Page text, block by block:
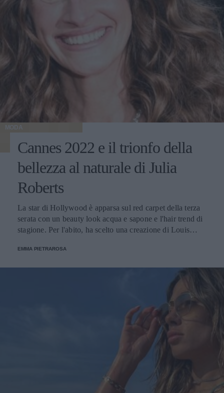
MODA
Cannes 2022 e il trionfo della
bellezza al naturale di Julia
Roberts
La star di Hollywood è apparsa sul red carpet della terza
serata con un beauty look acqua e sapone e l'hair trend di
stagione. Per l'abito, ha scelto una creazione di Louis
EMMA PIETRAROSA